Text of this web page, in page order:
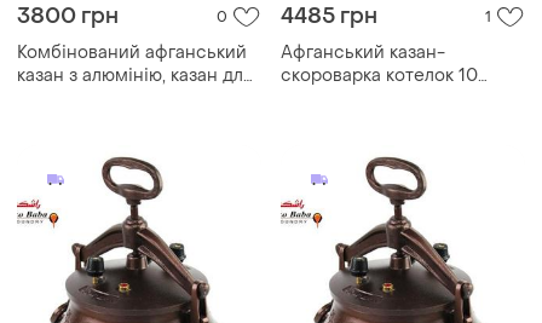
3800 грн 0
Комбінований афганський
казан з алюмінію, казан для
4485 грн 1
Афганський казан-
скороварка котелок 10